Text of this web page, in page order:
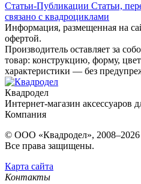
Статьи-Публикации Статьи,
связано с квадроциклами
Информация, размещенная на
офертой.
Производитель оставляет за
товар: конструкцию, форму,
характеристики — без
Квадродел
Интернет-магазин аксессуаров
Компания
© ООО «Квадродел», 2008–2026
Все права защищены.
Карта сайта
Контакты